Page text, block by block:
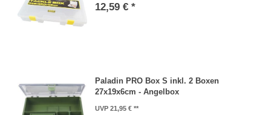
12,59 € *
Paladin PRO Box S inkl. 2 Boxen
27x19x6cm - Angelbox
UVP 21,95 €